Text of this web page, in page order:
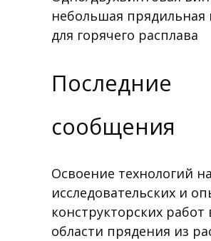
небольшая
для горячего расплава
Последние
сообщения
Освоение технологий
исследовательских и
конструкторских работ
области прядения из